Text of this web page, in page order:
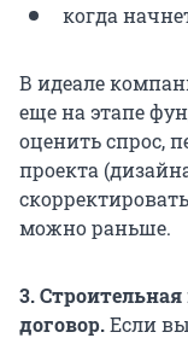
когда
В идеале
еще на этапе
оценить спрос,
проекта
можно раньше.
3.
договор.Если